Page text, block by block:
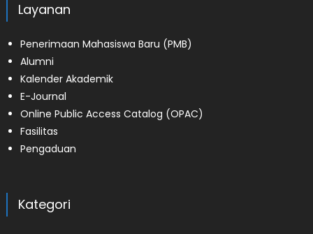
Layanan
Penerimaan Mahasiswa Baru (PMB)
Alumni
Kalender Akademik
E-Journal
Online Public Access Catalog (OPAC)
Fasilitas
Pengaduan
Kategori